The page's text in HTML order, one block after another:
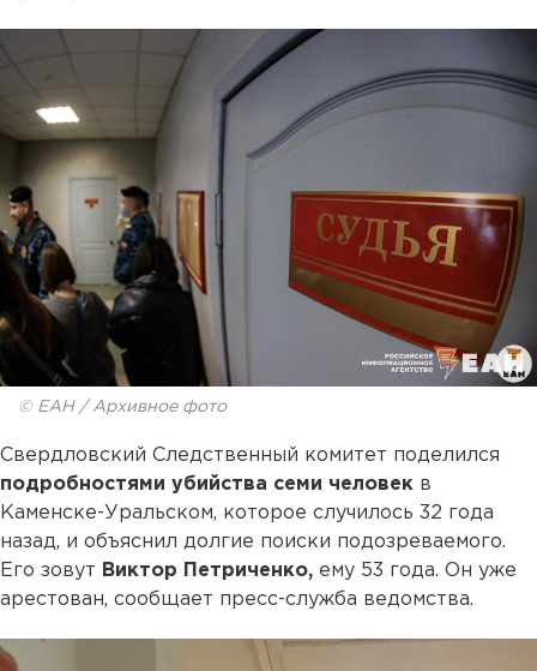
© ЕАН / Архивное фото
Свердловский Следственный комитет поделился
подробностями убийства семи человек в
Каменске-Уральском, которое случилось 32 года
назад, и объяснил долгие поиски подозреваемого.
Его зовут Виктор Петриченко, ему 53 года. Он уже
арестован, сообщает пресс-служба ведомства.